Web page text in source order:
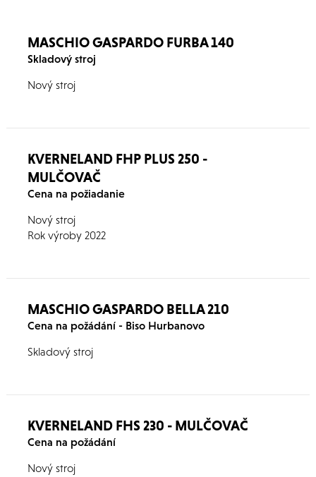
MASCHIO GASPARDO FURBA 140
Skladový stroj
Nový stroj
KVERNELAND FHP PLUS 250 -
MULČOVAČ
Cena na požiadanie
Nový stroj
Rok výroby 2022
MASCHIO GASPARDO BELLA 210
Cena na požádání - Biso Hurbanovo
Skladový stroj
KVERNELAND FHS 230 - MULČOVAČ
Cena na požádání
Nový stroj